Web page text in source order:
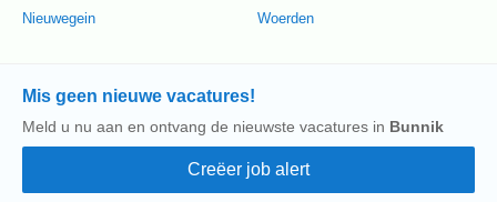
Nieuwegein Woerden
Mis geen nieuwe vacatures!
Meld u nu aan en ontvang de nieuwste vacatures in Bunnik